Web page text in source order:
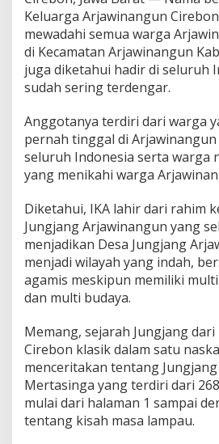
w
i
n
a
g
u
(
I
K
A
)
i
r
b
o
n
T
k
a
i
t
R
e
v
Keluarga Arjawinangun
mewadahi semua warga
di Kecamatan Arjawinangun
juga diketahui hadir di seluruh
sudah sering terdengar.
Anggotanya terdiri dari warga
pernah tinggal di Arjawinangun
seluruh Indonesia serta warga
yang menikahi warga
Diketahui, IKA lahir dari rahim
Jungjang Arjawinangun yang
menjadikan Desa Jungjang
menjadi wilayah yang indah,
agamis meskipun memiliki
dan multi budaya.
Memang, sejarah Jungjang
Cirebon klasik dalam satu
menceritakan tentang
Mertasinga yang terdiri dari
mulai dari halaman 1 sampai
tentang kisah masa lampau.